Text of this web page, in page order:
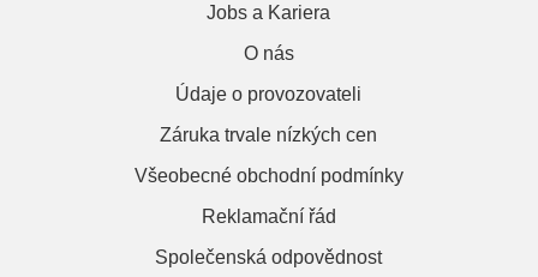
Jobs a Kariera
O nás
Údaje o provozovateli
Záruka trvale nízkých cen
Všeobecné obchodní podmínky
Reklamační řád
Společenská odpovědnost